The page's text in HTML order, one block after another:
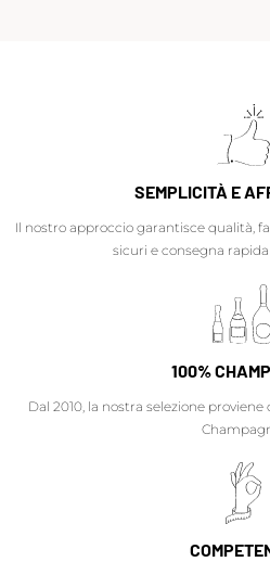
SEMPLICITÀ E
Il nostro approccio garantisce qualità,
sicuri e consegna rapida
100%
Dal 2010, la nostra selezione